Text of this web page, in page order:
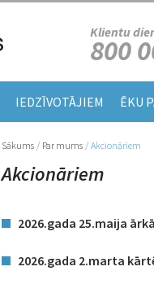
Klientu
800
IEDZĪVOTĀJIEM ĒKU
Jūs atrodaties šeit
Sākums / Par mums / Akcionāriem
Akcionāriem
2026.gada 25.maija
2026.gada 2.marta